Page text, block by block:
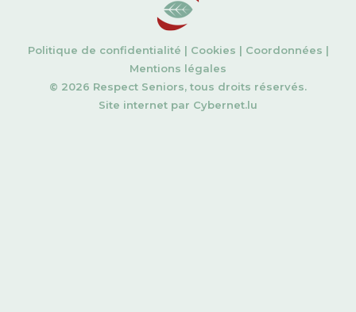
Politique de confidentialité | Cookies | Coordonnées |
Mentions légales
© 2026 Respect Seniors, tous droits réservés.
Site internet par Cybernet.lu